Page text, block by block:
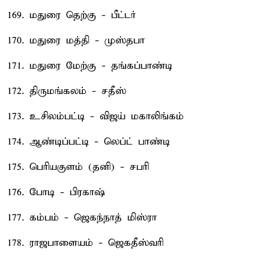
169. மதுரை தெற்கு - பீட்டர்
170. மதுரை மத்தி - முஸ்தபா
171. மதுரை மேற்கு - தங்கப்பாண்டி
172. திருமங்கலம் - சதீஸ்
173. உசிலம்பட்டி - விஜய் மகாலிங்கம்
174. ஆண்டிப்பட்டி - லெப்ட் பாண்டி
175. பெரியகுளம் (தனி) - சபரி
176. போடி - பிரகாஷ்
177. கம்பம் - ஜெகந்நாத் மிஸ்ரா
178. ராஜபாளையம் - ஜெகதீஸ்வரி